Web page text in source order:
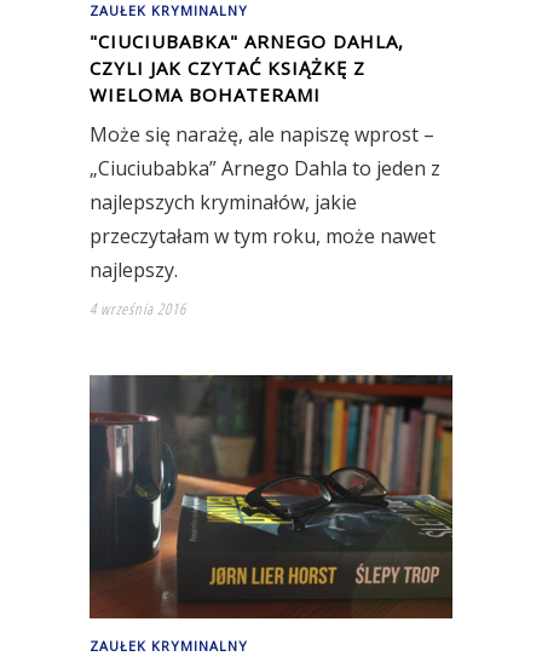
ZAUŁEK KRYMINALNY
"CIUCIUBABKA" ARNEGO DAHLA,
CZYLI JAK CZYTAĆ KSIĄŻKĘ Z
WIELOMA BOHATERAMI
Może się narażę, ale napiszę wprost –
„Ciuciubabka” Arnego Dahla to jeden z
najlepszych kryminałów, jakie
przeczytałam w tym roku, może nawet
najlepszy.
4 września 2016
ZAUŁEK KRYMINALNY